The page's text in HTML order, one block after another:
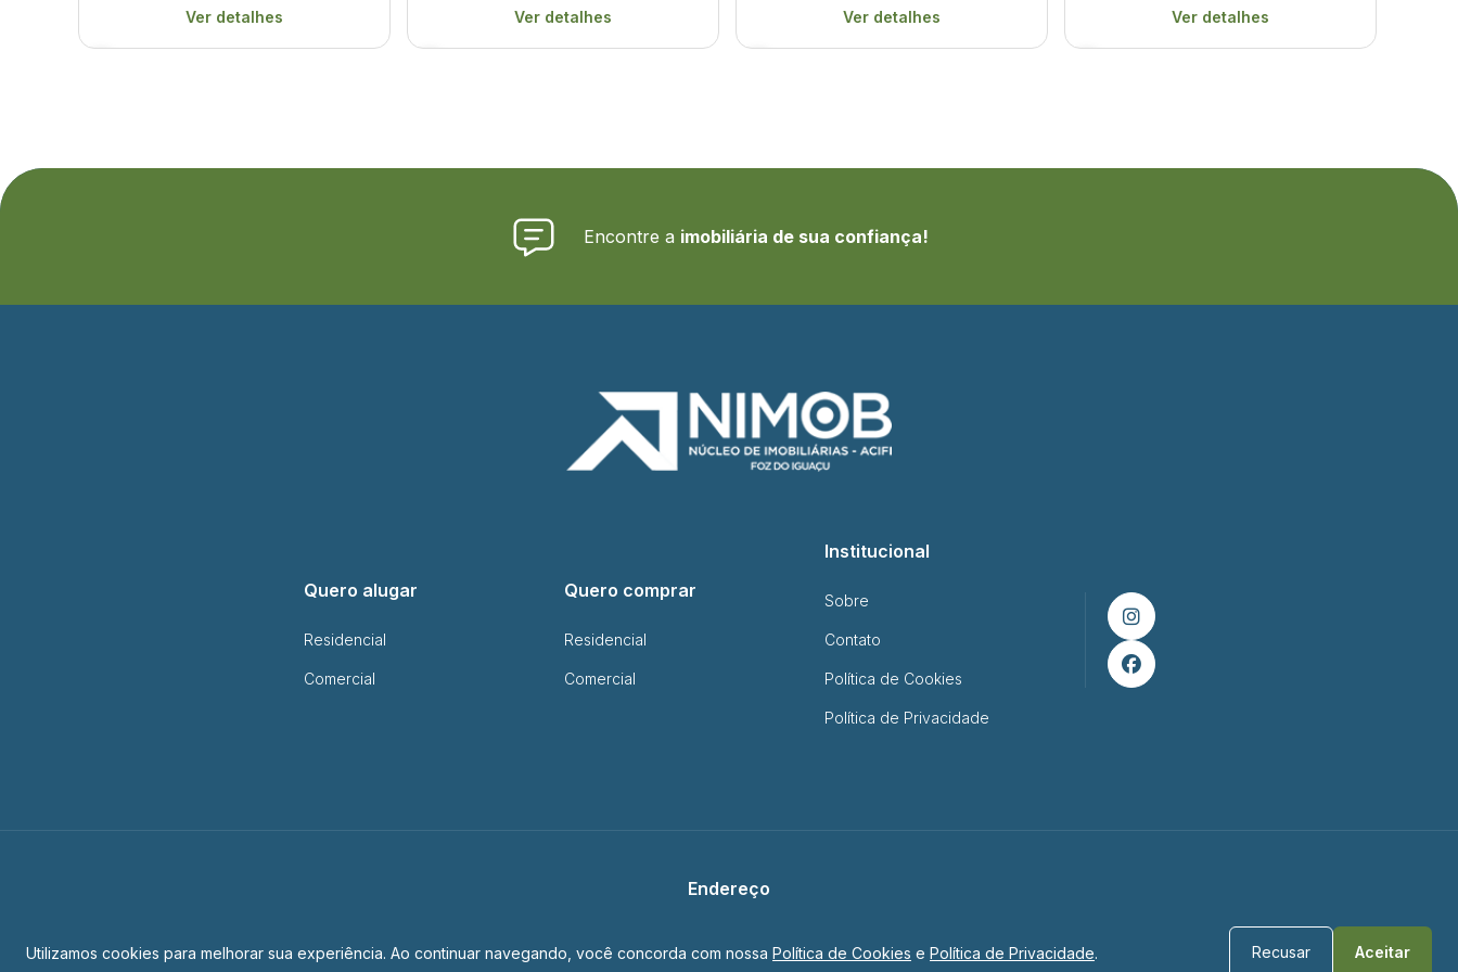
Ver detalhes Ver detalhes Ver detalhes Ver detalhes
Encontre a imobiliária de sua confiança!
Quero alugar
Residencial
Comercial
Quero comprar
Residencial
Comercial
Institucional
Sobre
Contato
Política de Cookies
Política de Privacidade


Endereço
Utilizamos cookies para melhorar sua experiência. Ao continuar navegando, você concorda com nossa Política de Cookies e Política de Privacidade. Recusar Aceitar